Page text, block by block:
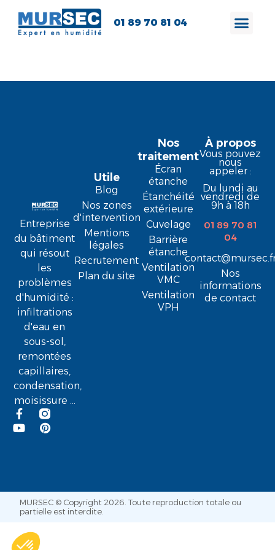
01 89 70 81 04
Entreprise
du bâtiment
qui résout
les
problèmes
d'humidité :
infiltrations
d'eau en
sous-sol,
remontées
capillaires,
condensation,
moisissure ...
Nos
traitement
Écran
étanche
Étanchéité
extérieure
Cuvelage
Barrière
étanche
Ventilation
VMC
Ventilation
VPH
Utile
Blog
Nos zones
d'intervention
Mentions
légales
Recrutement
Plan du site
À propos
Vous pouvez
nous
appeler :
Du lundi au
vendredi de
9h à 18h
01 89 70 81
04
Nos
informations
de contact
MURSEC © Copyright 2026. Toute reproduction totale ou
partielle est interdite.